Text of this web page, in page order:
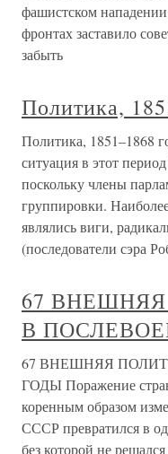
фашистском
фронтах заставило
забыть
Политика,
Политика, 1851–1868
ситуация в этот
поскольку члены
группировки.
являлись виги,
(последователи сэра
67
В
67 ВНЕШНЯЯ
ГОДЫ Поражение
коренным образом
СССР превратился в
без которой не